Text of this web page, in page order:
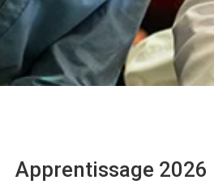
Apprentissage